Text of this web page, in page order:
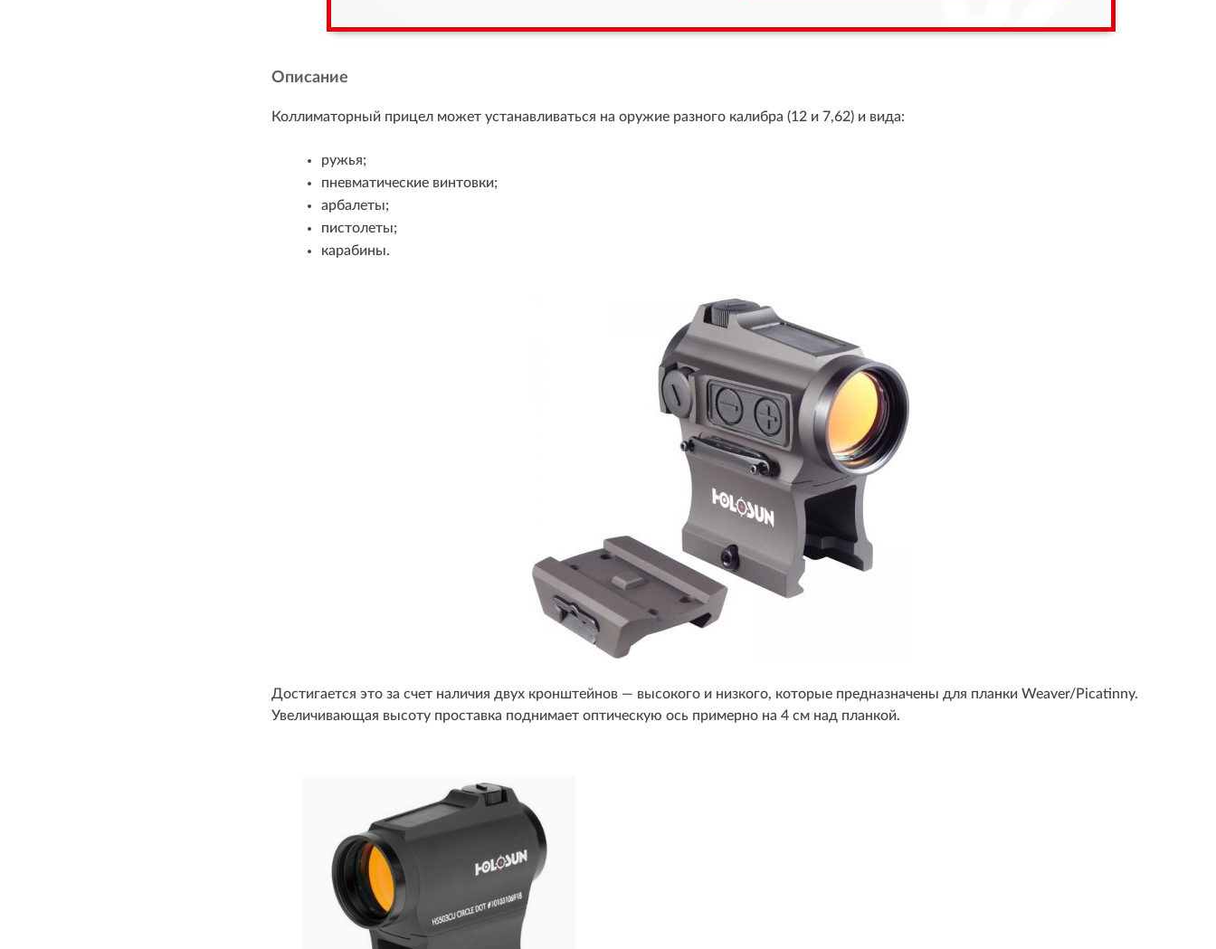
Описание
Коллиматорный прицел может устанавливаться на оружие разного калибра (12 и 7,62) и вида:
ружья;
пневматические винтовки;
арбалеты;
пистолеты;
карабины.
Достигается это за счет наличия двух кронштейнов — высокого и низкого, которые предназначены для планки Weaver/Picatinny.
Увеличивающая высоту проставка поднимает оптическую ось примерно на 4 см над планкой.